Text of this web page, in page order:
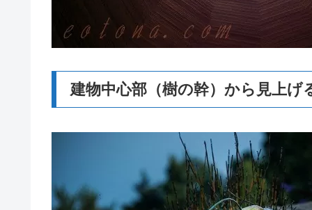
建物中心部（樹の幹）から見上げ